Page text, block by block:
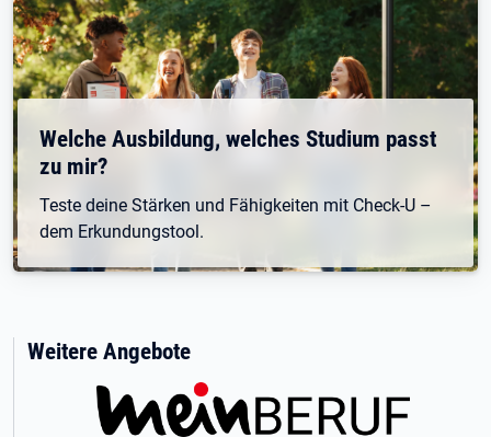
Welche Ausbildung, welches Studium passt
zu mir?
Teste deine Stärken und Fähigkeiten mit Check-U –
dem Erkundungstool.
Weitere Angebote